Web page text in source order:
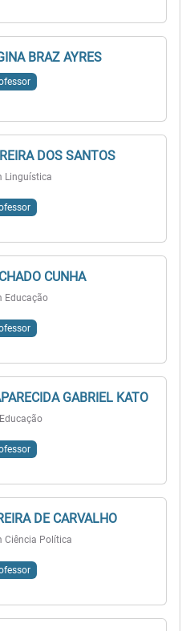
BRAZ AYRES
DOS SANTOS
Linguística
CUNHA
Educação
GABRIEL KATO
DE CARVALHO
Ciência Política